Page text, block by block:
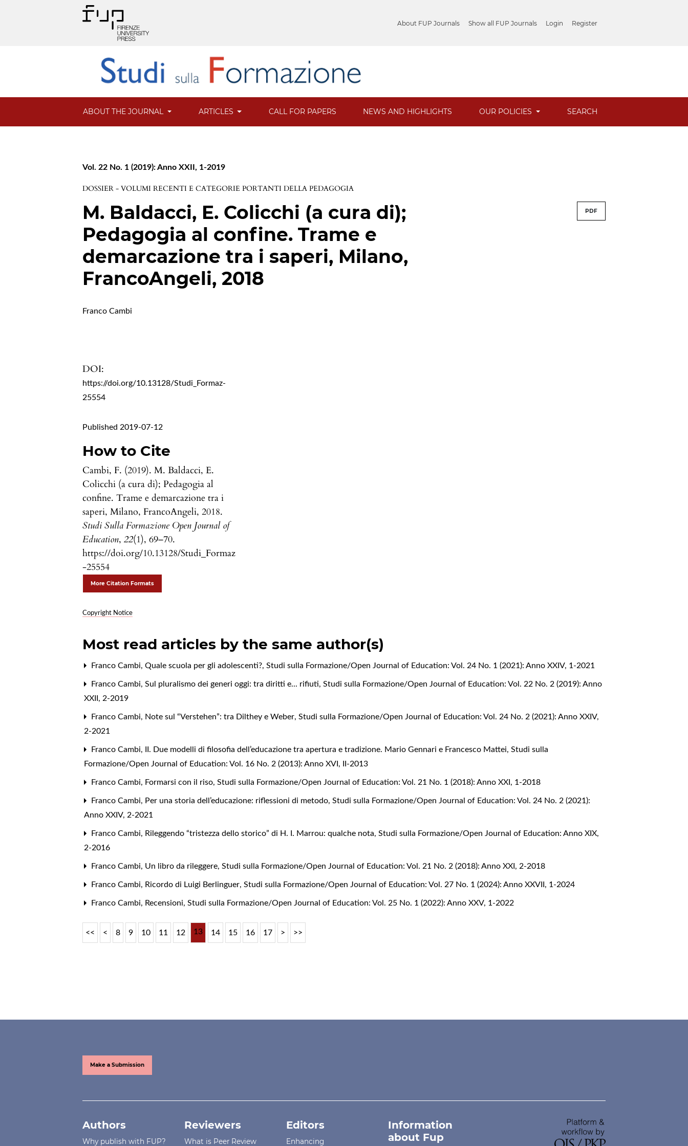
About FUP Journals Show all FUP Journals Login Register
ABOUT THE JOURNAL ARTICLES CALL FOR PAPERS NEWS AND HIGHLIGHTS OUR POLICIES SEARCH
Vol. 22 No. 1 (2019): Anno XXII, 1-2019
DOSSIER - VOLUMI RECENTI E CATEGORIE PORTANTI DELLA PEDAGOGIA
M. Baldacci, E. Colicchi (a cura di);
Pedagogia al confine. Trame e
demarcazione tra i saperi, Milano,
FrancoAngeli, 2018
PDF
Franco Cambi
DOI:
https://doi.org/10.13128/Studi_Formaz-
25554
Published 2019-07-12
How to Cite
Cambi, F. (2019). M. Baldacci, E.
Colicchi (a cura di); Pedagogia al
confine. Trame e demarcazione tra i
saperi, Milano, FrancoAngeli, 2018.
Studi Sulla Formazione Open Journal of
Education,22(1), 69–70.
https://doi.org/10.13128/Studi_Formaz
-25554
More Citation Formats
Copyright Notice
Most read articles by the same author(s)
Franco Cambi,Quale scuola per gli adolescenti?,Studi sulla Formazione/Open Journal of Education: Vol. 24 No. 1 (2021): Anno XXIV, 1-2021
Franco Cambi,Sul pluralismo dei generi oggi: tra diritti e... rifiuti,Studi sulla Formazione/Open Journal of Education: Vol. 22 No. 2 (2019): Anno
XXII, 2-2019
Franco Cambi, Note sul “Verstehen”: tra Dilthey e Weber,Studi sulla Formazione/Open Journal of Education: Vol. 24 No. 2 (2021): Anno XXIV,
2-2021
Franco Cambi, II. Due modelli di filosofia dell’educazione tra apertura e tradizione. Mario Gennari e Francesco Mattei,Studi sulla
Formazione/Open Journal of Education: Vol. 16 No. 2 (2013): Anno XVI, II-2013
Franco Cambi, Formarsi con il riso,Studi sulla Formazione/Open Journal of Education: Vol. 21 No. 1 (2018): Anno XXI, 1-2018
Franco Cambi, Per una storia dell’educazione: riflessioni di metodo,Studi sulla Formazione/Open Journal of Education: Vol. 24 No. 2 (2021):
Anno XXIV, 2-2021
Franco Cambi, Rileggendo “tristezza dello storico” di H. I. Marrou: qualche nota,Studi sulla Formazione/Open Journal of Education: Anno XIX,
2-2016
Franco Cambi, Un libro da rileggere,Studi sulla Formazione/Open Journal of Education: Vol. 21 No. 2 (2018): Anno XXI, 2-2018
Franco Cambi, Ricordo di Luigi Berlinguer,Studi sulla Formazione/Open Journal of Education: Vol. 27 No. 1 (2024): Anno XXVII, 1-2024
Franco Cambi, Recensioni,Studi sulla Formazione/Open Journal of Education: Vol. 25 No. 1 (2022): Anno XXV, 1-2022
<< < 8 9 10 11 12 13 14 15 16 17 > >>
Make a Submission
Authors
Why publish with FUP?
Reviewers
What is Peer Review
Editors
Enhancing
Information
about Fup